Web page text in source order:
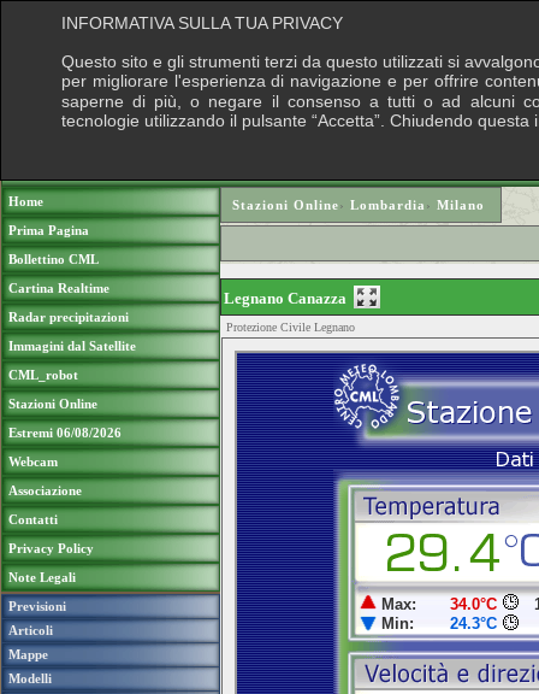
Home
Prima Pagina
Bollettino CML
Cartina Realtime
Radar precipitazioni
Immagini dal Satellite
CML_robot
Stazioni Online
Estremi 06/08/2026
Webcam
Associazione
Contatti
Privacy Policy
Note Legali
Previsioni
Articoli
Mappe
Modelli
Stazioni Online› Lombardia › Milano
Legnano Canazza
Protezione Civile Legnano
INFORMATIVA SULLA TUA PRIVACY
Questo sito e gli strumenti terzi da questo utilizzati si
per migliorare l'esperienza di navigazione e per offrire
saperne di più, o negare il consenso a tutti o ad alcuni
tecnologie utilizzando il pulsante “Accetta”. Chiudendo